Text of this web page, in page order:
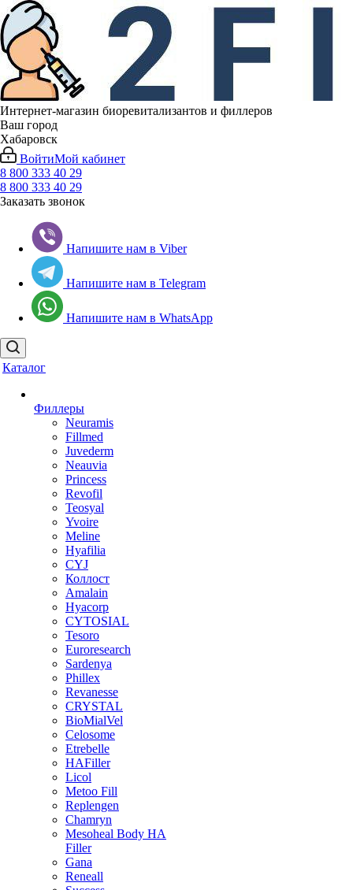
Интернет-магазин биоревитализантов и филлеров
Ваш город
Хабаровск
ВойтиМой кабинет
8 800 333 40 29
8 800 333 40 29
Заказать звонок
Напишите нам в Viber
Напишите нам в Telegram
Напишите нам в WhatsApp
Каталог
Филлеры
Neuramis
Fillmed
Juvederm
Neauvia
Princess
Revofil
Teosyal
Yvoire
Meline
Hyafilia
CYJ
Коллост
Amalain
Hyacorp
CYTOSIAL
Tesoro
Euroresearch
Sardenya
Phillex
Revanesse
CRYSTAL
BioMialVel
Celosome
Etrebelle
HAFiller
Licol
Metoo Fill
Replengen
Chamryn
Mesoheal Body HA
Filler
Gana
Reneall